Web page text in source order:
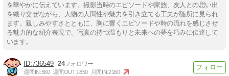
を華やかに伝えています。撮影当時のエピソードや家族、友人との思い出
を織り交ぜながら、人物の人間性や魅力を引き立てる工夫が随所に見られ
ます。親しみやすさとともに、胸に響くエピソードや時の流れを感じさせ
る魅力的な紹介表現で、写真の持つ温もりと未来への夢を巧みに伝達して
います。
736549 24
週間IN:560 週間OUT:1850 月間IN:2160